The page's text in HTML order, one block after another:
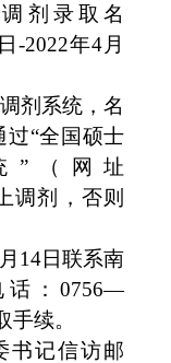
剂录取名
日-2022年4 月
剂系统，名
过“全国硕士
”（网址
调剂，否则
月 14日联系南
话：0756—
手续。
书记信访邮